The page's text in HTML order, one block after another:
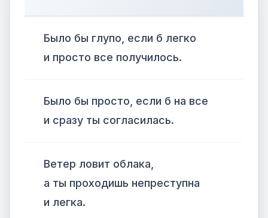
Было бы глупо, если б легко
и просто все получилось.
Было бы просто, если б на все
и сразу ты согласилась.
Ветер ловит облака,
а ты проходишь непреступна
и легка.